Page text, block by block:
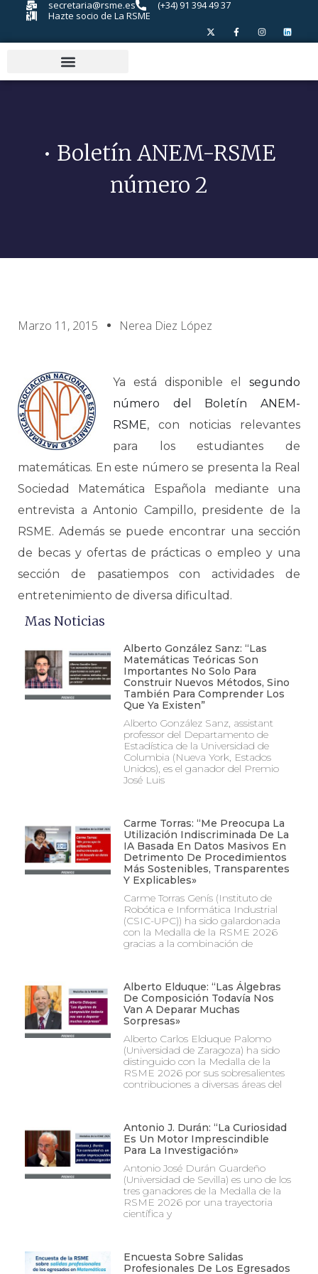
secretaria@rsme.es
(+34) 91 394 49 37
Hazte socio de La RSME
• Boletín ANEM-RSME
número 2
Marzo 11, 2015 Nerea Diez López
Ya está disponible el segundo
número del Boletín ANEM-
RSME, con noticias relevantes
para los estudiantes de
matemáticas. En este número se presenta la Real
Sociedad Matemática Española mediante una
entrevista a Antonio Campillo, presidente de la
RSME. Además se puede encontrar una sección
de becas y ofertas de prácticas o empleo y una
sección de pasatiempos con actividades de
entretenimiento de diversa dificultad.
Mas Noticias
Alberto González Sanz: “Las
Matemáticas Teóricas Son
Importantes No Solo Para
Construir Nuevos Métodos, Sino
También Para Comprender Los
Que Ya Existen”
Alberto González Sanz, assistant
professor del Departamento de
Estadística de la Universidad de
Columbia (Nueva York, Estados
Unidos), es el ganador del Premio
José Luis
Carme Torras: “Me Preocupa La
Utilización Indiscriminada De La
IA Basada En Datos Masivos En
Detrimento De Procedimientos
Más Sostenibles, Transparentes
Y Explicables»
Carme Torras Genís (Instituto de
Robótica e Informática Industrial
(CSIC-UPC)) ha sido galardonada
con la Medalla de la RSME 2026
gracias a la combinación de
Alberto Elduque: “Las Álgebras
De Composición Todavía Nos
Van A Deparar Muchas
Sorpresas»
Alberto Carlos Elduque Palomo
(Universidad de Zaragoza) ha sido
distinguido con la Medalla de la
RSME 2026 por sus sobresalientes
contribuciones a diversas áreas del
Antonio J. Durán: “La Curiosidad
Es Un Motor Imprescindible
Para La Investigación»
Antonio José Durán Guardeño
(Universidad de Sevilla) es uno de los
tres ganadores de la Medalla de la
RSME 2026 por una trayectoria
científica y
Encuesta Sobre Salidas
Profesionales De Los Egresados